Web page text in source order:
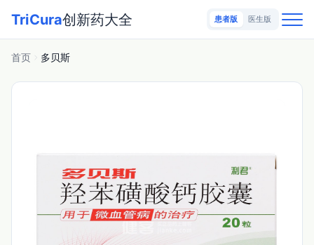
TriCura创新药大全 患者版 医生版
首页 多贝斯